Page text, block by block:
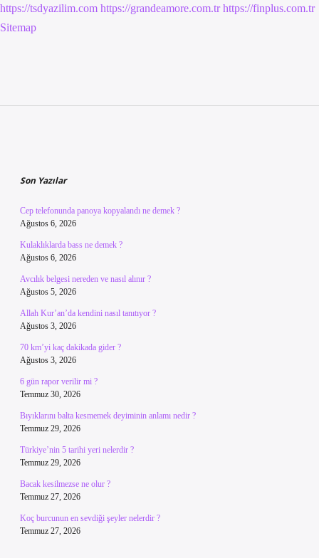
https://tsdyazilim.com https://grandeamore.com.tr https://finplus.com.tr
Sitemap
Son Yazılar
Cep telefonunda panoya kopyalandı ne demek ?
Ağustos 6, 2026
Kulaklıklarda bass ne demek ?
Ağustos 6, 2026
Avcılık belgesi nereden ve nasıl alınır ?
Ağustos 5, 2026
Allah Kur’an’da kendini nasıl tanıtıyor ?
Ağustos 3, 2026
70 km’yi kaç dakikada gider ?
Ağustos 3, 2026
6 gün rapor verilir mi ?
Temmuz 30, 2026
Bıyıklarını balta kesmemek deyiminin anlamı nedir ?
Temmuz 29, 2026
Türkiye’nin 5 tarihi yeri nelerdir ?
Temmuz 29, 2026
Bacak kesilmezse ne olur ?
Temmuz 27, 2026
Koç burcunun en sevdiği şeyler nelerdir ?
Temmuz 27, 2026